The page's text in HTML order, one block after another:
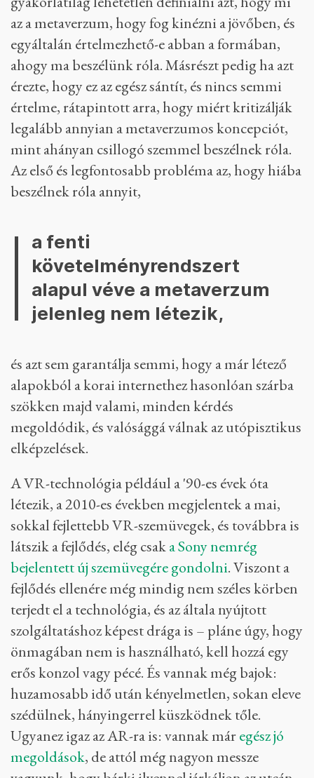
az a metaverzum, hogy fog kinézni a jövőben, és
egyáltalán értelmezhető-e abban a formában,
ahogy ma beszélünk róla. Másrészt pedig ha azt
érezte, hogy ez az egész sántít, és nincs semmi
értelme, rátapintott arra, hogy miért kritizálják
legalább annyian a metaverzumos koncepciót,
mint ahányan csillogó szemmel beszélnek róla.
Az első és legfontosabb probléma az, hogy hiába
beszélnek róla annyit,
a fenti
követelményrendszert
alapul véve a metaverzum
jelenleg nem létezik,
és azt sem garantálja semmi, hogy a már létező
alapokból a korai internethez hasonlóan szárba
szökken majd valami, minden kérdés
megoldódik, és valósággá válnak az utópisztikus
elképzelések.
A VR-technológia például a '90-es évek óta
létezik, a 2010-es években megjelentek a mai,
sokkal fejlettebb VR-szemüvegek, és továbbra is
látszik a fejlődés, elég csaka Sony nemrég
bejelentett új szemüvegére gondolni. Viszont a
fejlődés ellenére még mindig nem széles körben
terjedt el a technológia, és az általa nyújtott
szolgáltatáshoz képest drága is – pláne úgy, hogy
önmagában nem is használható, kell hozzá egy
erős konzol vagy pécé. És vannak még bajok:
huzamosabb idő után kényelmetlen, sokan eleve
szédülnek, hányingerrel küszködnek tőle.
Ugyanez igaz az AR-ra is: vannak máregész jó
megoldások, de attól még nagyon messze